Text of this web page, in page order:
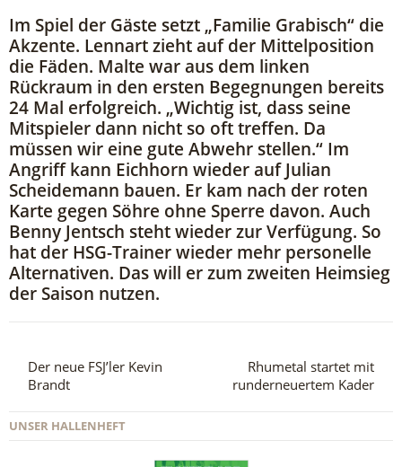
Im Spiel der Gäste setzt „Familie Grabisch“ die
Akzente. Lennart zieht auf der Mittelposition
die Fäden. Malte war aus dem linken
Rückraum in den ersten Begegnungen bereits
24 Mal erfolgreich. „Wichtig ist, dass seine
Mitspieler dann nicht so oft treffen. Da
müssen wir eine gute Abwehr stellen.“ Im
Angriff kann Eichhorn wieder auf Julian
Scheidemann bauen. Er kam nach der roten
Karte gegen Söhre ohne Sperre davon. Auch
Benny Jentsch steht wieder zur Verfügung. So
hat der HSG-Trainer wieder mehr personelle
Alternativen. Das will er zum zweiten Heimsieg
der Saison nutzen.
Der neue FSJ’ler Kevin
Brandt
Rhumetal startet mit
runderneuertem Kader
UNSER HALLENHEFT